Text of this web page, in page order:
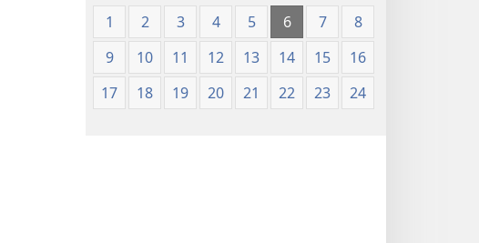
1 2 3 4 5 6 7
8
9
10 11 12 13 14 15
16
17
18 19 20 21 22 23 24